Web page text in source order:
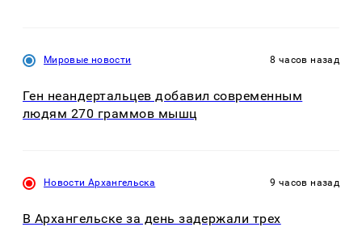
Мировые новости 8 часов назад
Ген неандертальцев добавил современным
людям 270 граммов мышц
Новости Архангельска 9 часов назад
В Архангельске за день задержали трех